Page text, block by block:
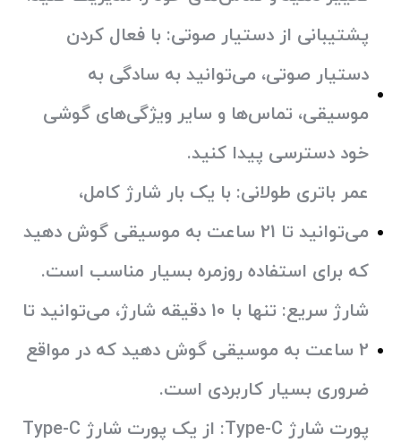
پشتیبانی از دستیار صوتی: با فعال کردن
دستیار صوتی، می‌توانید به سادگی به
موسیقی، تماس‌ها و سایر ویژگی‌های گوشی
خود دسترسی پیدا کنید.
عمر باتری طولانی: با یک بار شارژ کامل،
می‌توانید تا 21 ساعت به موسیقی گوش دهید
که برای استفاده روزمره بسیار مناسب است.
شارژ سریع:
تنها با 10 دقیقه شارژ، می‌توانید تا
2 ساعت به موسیقی گوش دهید که در مواقع
ضروری بسیار کاربردی است.
پورت شارژ Type-C:
از یک پورت شارژ Type-C